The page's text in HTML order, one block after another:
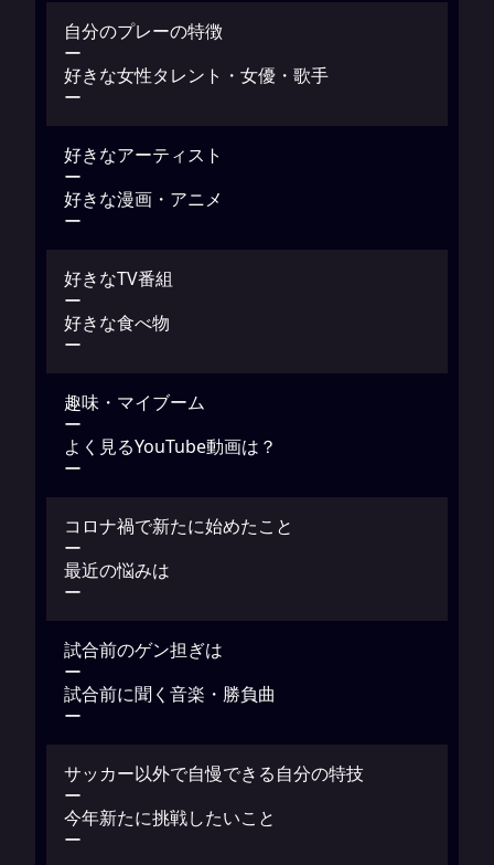
自分のプレーの特徴
ー
好きな女性タレント・女優・歌手
ー
好きなアーティスト
ー
好きな漫画・アニメ
ー
好きなTV番組
ー
好きな食べ物
ー
趣味・マイブーム
ー
よく見るYouTube動画は？
ー
コロナ禍で新たに始めたこと
ー
最近の悩みは
ー
試合前のゲン担ぎは
ー
試合前に聞く音楽・勝負曲
ー
サッカー以外で自慢できる自分の特技
ー
今年新たに挑戦したいこと
ー